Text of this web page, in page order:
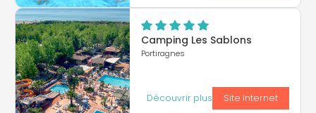
Camping Les Sablons
Portiragnes
Découvrir plus Site Internet